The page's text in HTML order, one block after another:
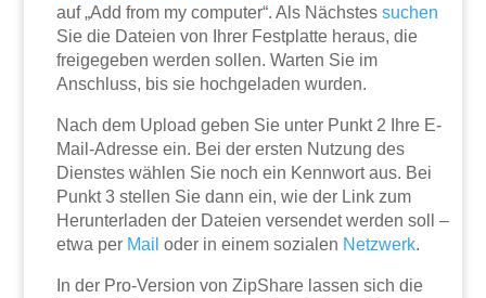
auf „Add from my computer“. Als Nächstessuchen
Sie die Dateien von Ihrer Festplatte heraus, die
freigegeben werden sollen. Warten Sie im
Anschluss, bis sie hochgeladen wurden.
Nach dem Upload geben Sie unter Punkt 2 Ihre E-
Mail-Adresse ein. Bei der ersten Nutzung des
Dienstes wählen Sie noch ein Kennwort aus. Bei
Punkt 3 stellen Sie dann ein, wie der Link zum
Herunterladen der Dateien versendet werden soll –
etwa per Mail oder in einem sozialen Netzwerk.
In der Pro-Version von ZipShare lassen sich die